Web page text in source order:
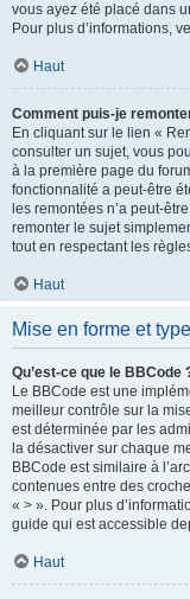
vous ayez été placé dans
Pour plus d’informations,
Haut
Comment puis-je
En cliquant sur le lien «
consulter un sujet, vous
à la première page du
fonctionnalité a peut-être
les remontées n’a peut-
remonter le sujet
tout en respectant les
Haut
Mise en forme et
Qu’est-ce que le BBCode
Le BBCode est une
meilleur contrôle sur la
est déterminée par les
la désactiver sur chaque
BBCode est similaire à
contenues entre des
« > ». Pour plus
guide qui est accessible
Haut